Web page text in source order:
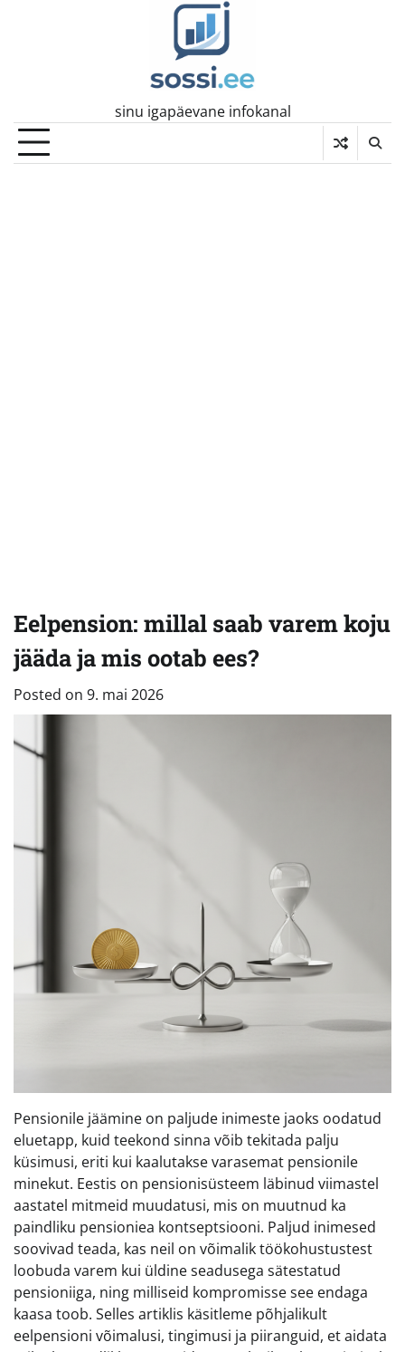
sinu igapäevane infokanal
Eelpension: millal saab varem koju
jääda ja mis ootab ees?
Posted on 9. mai 2026
Pensionile jäämine on paljude inimeste jaoks oodatud
eluetapp, kuid teekond sinna võib tekitada palju
küsimusi, eriti kui kaalutakse varasemat pensionile
minekut. Eestis on pensionisüsteem läbinud viimastel
aastatel mitmeid muudatusi, mis on muutnud ka
paindliku pensioniea kontseptsiooni. Paljud inimesed
soovivad teada, kas neil on võimalik töökohustustest
loobuda varem kui üldine seadusega sätestatud
pensioniiga, ning milliseid kompromisse see endaga
kaasa toob. Selles artiklis käsitleme põhjalikult
eelpensioni võimalusi, tingimusi ja piiranguid, et aidata